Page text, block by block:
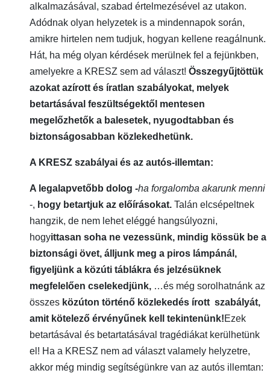
alkalmazásával, szabad értelmezésével az utakon.
Adódnak olyan helyzetek is a mindennapok során,
amikre hirtelen nem tudjuk, hogyan kellene reagálnunk.
Hát, ha még olyan kérdések merülnek fel a fejünkben,
amelyekre a KRESZ sem ad választ!Összegyűjtöttük
azokat azírott és íratlan szabályokat, melyek
betartásával feszültségektől mentesen
megelőzhetők a balesetek, nyugodtabban és
biztonságosabban közlekedhetünk.
A KRESZ szabályai és az autós-illemtan:
A legalapvetőbb dolog-ha forgalomba akarunk menni
-, hogy betartjuk az előírásokat.Talán elcsépeltnek
hangzik, de nem lehet eléggé hangsúlyozni,
hogyittasan soha ne vezessünk, mindig kössük be a
biztonsági övet, álljunk meg a piros lámpánál,
figyeljünk a közúti táblákra és jelzésüknek
megfelelően cselekedjünk, …és még sorolhatnánk az
összes közúton történő közlekedés írott szabályát,
amit kötelező érvényűnek kell tekintenünk!Ezek
betartásával és betartatásával tragédiákat kerülhetünk
el! Ha a KRESZ nem ad választ valamely helyzetre,
akkor még mindig segítségünkre van az autós illemtan: